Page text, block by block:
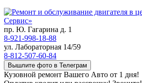
пр. Ю. Гагарина д. 1
8-921-998-18-88
ул. Лабораторная 14/59
8-812-507-60-84
Вышлите фото в Телеграм
Кузовной ремонт Вашего Авто от 1 дня!